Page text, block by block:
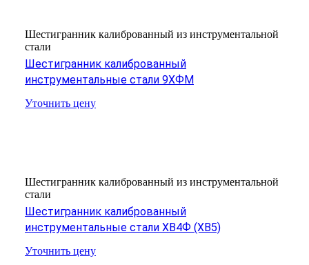
Шестигранник калиброванный из инструментальной
стали
Шестигранник калиброванный
инструментальные стали 9ХФМ
Уточнить цену
Шестигранник калиброванный из инструментальной
стали
Шестигранник калиброванный
инструментальные стали ХВ4Ф (ХВ5)
Уточнить цену